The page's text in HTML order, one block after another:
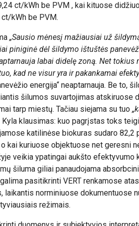
ct/kWh be PVM , kai kituose
kWh be PVM.
„Sausio mėnesį mažiausiai už
piniginė dėl šildymo ištuštės
labai didelę zoną. Net
kad ne visur yra ir pakankamai
energija“ neaptarnauja. Be to,
šilumos suvartojimas atskiruose
tarp miestų. Tačiau siejama su tuo
Kyla klausimas: kuo pagrįstas toks
katilinėse biokuras sudaro 82,2
kai kuriuose objektuose net geresni
veikia ypatingai aukšto efektyvumo
šiluma giliai panaudojama
pasitikrinti VERT renkamose
laikantis norminiuose dokumentuose
režimais.